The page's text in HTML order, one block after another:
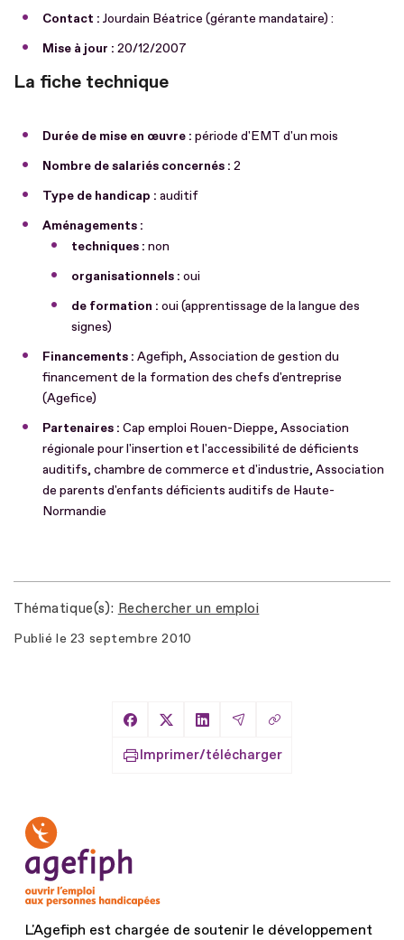
Contact : Jourdain Béatrice (gérante mandataire) :
Mise à jour : 20/12/2007
La fiche technique
Durée de mise en œuvre : période d'EMT d'un mois
Nombre de salariés concernés : 2
Type de handicap : auditif
Aménagements :
techniques : non
organisationnels : oui
de formation : oui (apprentissage de la langue des
signes)
Financements : Agefiph, Association de gestion du
financement de la formation des chefs d'entreprise
(Agefice)
Partenaires : Cap emploi Rouen-Dieppe, Association
régionale pour l'insertion et l'accessibilité de déficients
auditifs, chambre de commerce et d'industrie, Association
de parents d'enfants déficients auditifs de Haute-
Normandie
Thématique(s) Rechercher un emploi
Publié le 23 septembre 2010
Partager sur Facebook
Partager sur X
Partager sur LinkedIn
Partager par Email
Copier le lien
Imprimer/télécharger
L'Agefiph est chargée de soutenir le développement